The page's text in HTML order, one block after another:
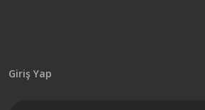
Giriş Yap